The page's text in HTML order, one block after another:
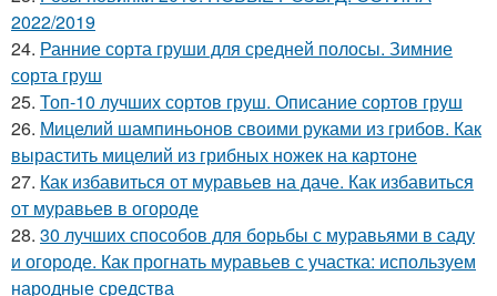
2022/2019
24. Ранние сорта груши для средней полосы. Зимние
сорта груш
25. Топ-10 лучших сортов груш. Описание сортов груш
26. Мицелий шампиньонов своими руками из грибов. Как
вырастить мицелий из грибных ножек на картоне
27. Как избавиться от муравьев на даче. Как избавиться
от муравьев в огороде
28. 30 лучших способов для борьбы с муравьями в саду
и огороде. Как прогнать муравьев с участка: используем
народные средства